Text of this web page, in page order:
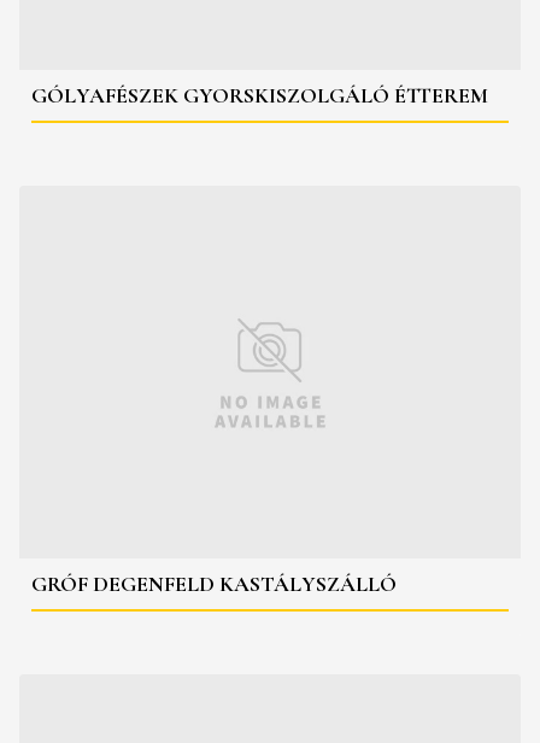
GÓLYAFÉSZEK GYORSKISZOLGÁLÓ ÉTTEREM
GRÓF DEGENFELD KASTÁLYSZÁLLÓ